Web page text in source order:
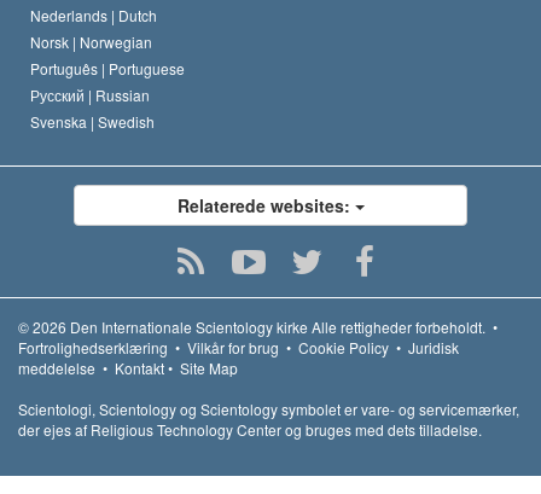
Nederlands | Dutch
Norsk | Norwegian
Português | Portuguese
Русский | Russian
Svenska | Swedish
Relaterede websites:
© 2026 Den Internationale Scientology kirke Alle rettigheder forbeholdt. •
Fortrolighedserklæring • Vilkår for brug • Cookie Policy • Juridisk
meddelelse • Kontakt• Site Map
Scientologi, Scientology og Scientology symbolet er vare- og servicemærker,
der ejes af Religious Technology Center og bruges med dets tilladelse.